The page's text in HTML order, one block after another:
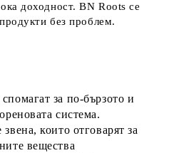
доходност. BN Roots се
без проблем.
за по-бързото и
система.
които отговарят за
вещества